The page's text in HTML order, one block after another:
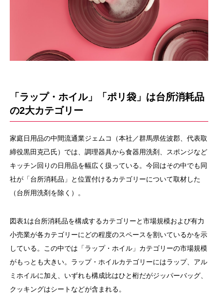
「ラップ・ホイル」「ポリ袋」は台所消耗品
の2大カテゴリー
家庭日用品の中間流通業ジェムコ（本社／群馬県佐波郡、代表取
締役黒田克己氏）では、調理器具から食器用洗剤、スポンジなど
キッチン回りの日用品を幅広く扱っている。今回はその中でも同
社が「台所消耗品」と位置付けるカテゴリーについて取材した
（台所用洗剤を除く）。
図表1は台所消耗品を構成するカテゴリーと市場規模および有力
小売業が各カテゴリーにどの程度のスペースを割いているかを示
している。この中では「ラップ・ホイル」カテゴリーの市場規模
がもっとも大きい。ラップ・ホイルカテゴリーにはラップ、アル
ミホイルに加え、いずれも構成比はひと桁だがジッパーバッグ、
クッキングはシートなどが含まれる。